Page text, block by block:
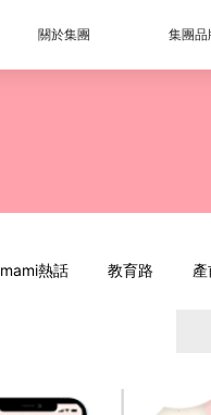
關於集團 集團品
mami熱話 教育路